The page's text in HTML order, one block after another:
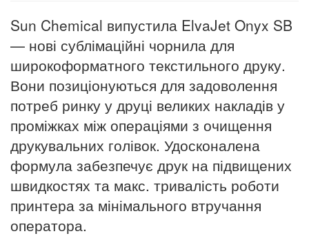
Sun Chemical випустила ElvaJet Onyx SB
— нові сублімаційні чорнила для
широкоформатного текстильного друку.
Вони позиціонуються для задоволення
потреб ринку у друці великих накладів у
проміжках між операціями з очищення
друкувальних голівок. Удосконалена
формула забезпечує друк на підвищених
швидкостях та макс. тривалість роботи
принтера за мінімального втручання
оператора.